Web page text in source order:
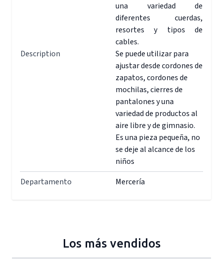
Description
una variedad de
diferentes cuerdas,
resortes y tipos de
cables.
Se puede utilizar para
ajustar desde cordones de
zapatos, cordones de
mochilas, cierres de
pantalones y una
variedad de productos al
aire libre y de gimnasio.
Es una pieza pequeña, no
se deje al alcance de los
niños
Departamento
Mercería
Los más vendidos